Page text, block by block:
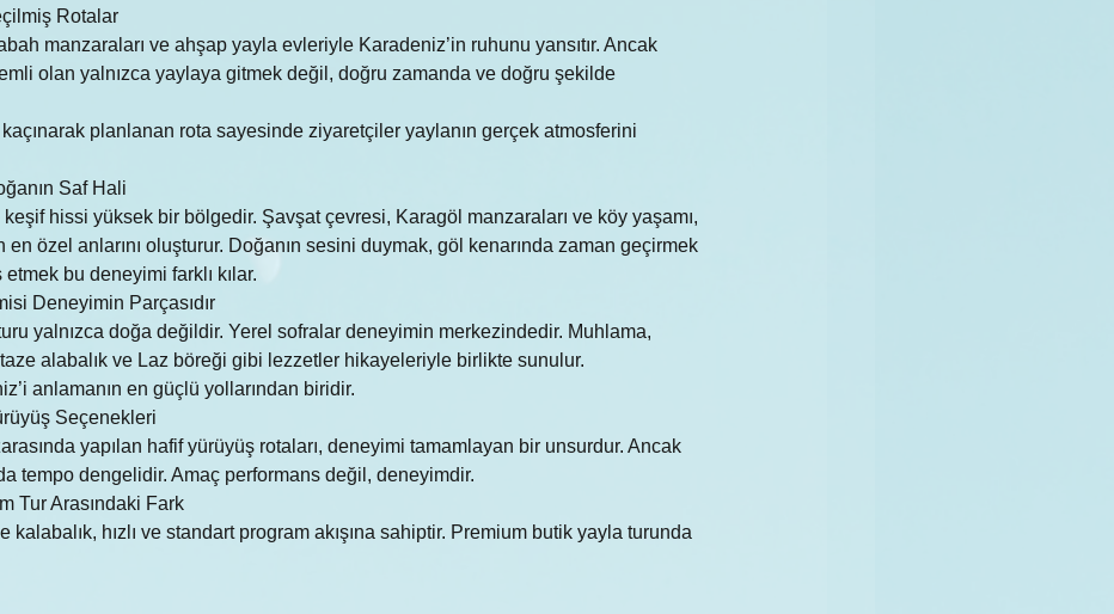
Rotalar
manzaraları ve ahşap yayla evleriyle Karadeniz’in ruhunu yansıtır. Ancak
olan yalnızca yaylaya gitmek değil, doğru zamanda ve doğru şekilde
planlanan rota sayesinde ziyaretçiler yaylanın gerçek atmosferini
Saf Hali
hissi yüksek bir bölgedir. Şavşat çevresi, Karagöl manzaraları ve köy yaşamı,
en özel anlarını oluşturur. Doğanın sesini duymak, göl kenarında zaman geçirmek
bu deneyimi farklı kılar.
Deneyimin Parçasıdır
yalnızca doğa değildir. Yerel sofralar deneyimin merkezindedir. Muhlama,
alabalık ve Laz böreği gibi lezzetler hikayeleriyle birlikte sunulur.
anlamanın en güçlü yollarından biridir.
Seçenekleri
yapılan hafif yürüyüş rotaları, deneyimi tamamlayan bir unsurdur. Ancak
tempo dengelidir. Amaç performans değil, deneyimdir.
Tur Arasındaki Fark
kalabalık, hızlı ve standart program akışına sahiptir. Premium butik yayla turunda